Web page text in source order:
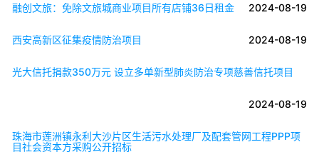
融创文旅：免除文旅城商业项目所有店铺36日租金 2024-08-19
西安高新区征集疫情防治项目 2024-08-19
光大信托捐款350万元 设立多单新型肺炎防治专项慈善信托项目
2024-08-19
珠海市莲洲镇永利大沙片区生活污水处理厂及配套管网工程PPP项
目社会资本方采购公开招标